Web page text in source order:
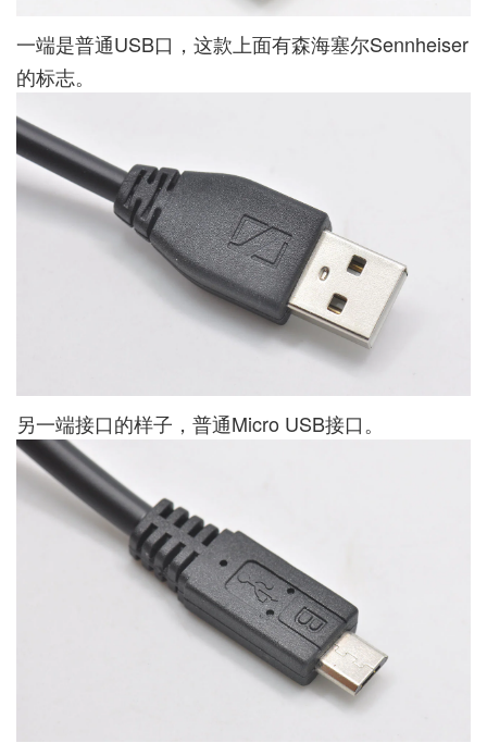
一端是普通USB口，这款上面有森海塞尔Sennheiser
的标志。
另一端接口的样子，普通Micro USB接口。